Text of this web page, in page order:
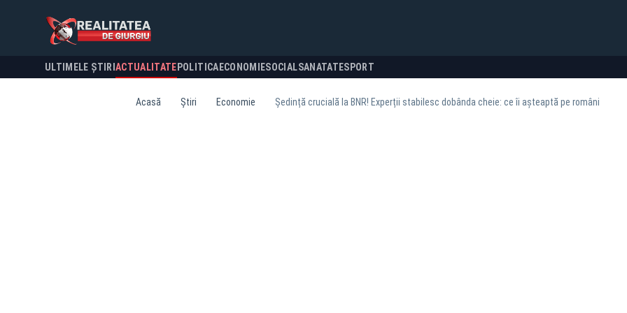
ULTIMELE ȘTIRI ACTUALITATE POLITICA ECONOMIESOCIALSANATATESPORT
Acasă Știri Economie Ședință crucială la BNR! Experții stabilesc dobânda cheie: ce îi așteaptă pe români